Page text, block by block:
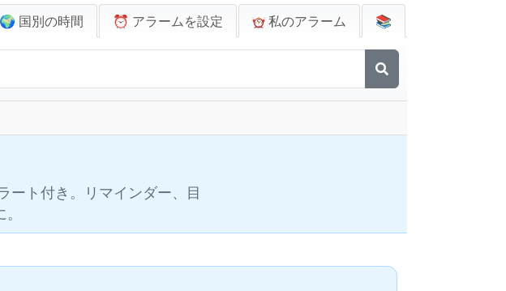
🌍 国別の時間 ⏰ アラームを設定 私のアラーム 📚
ート付き。リマインダー、目